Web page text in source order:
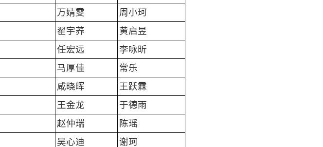
万婧雯
周小珂
翟宇荞
黄启昱
任宏远
李咏昕
马厚佳
常乐
咸晓晖
王跃霖
王金龙
于德雨
赵仲瑞
陈瑶
吴心迪 谢珂